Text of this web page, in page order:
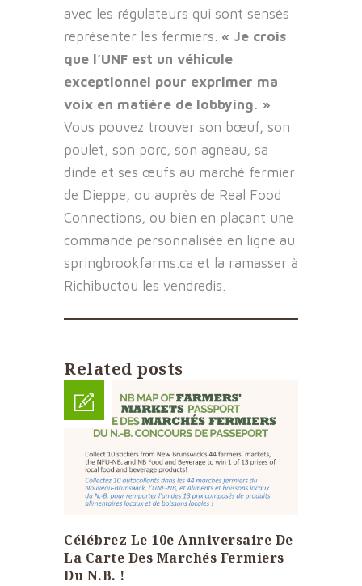
avec les régulateurs qui sont sensés
représenter les fermiers. « Je crois
que l’UNF est un véhicule
exceptionnel pour exprimer ma
voix en matière de lobbying. »
Vous pouvez trouver son bœuf, son
poulet, son porc, son agneau, sa
dinde et ses œufs au marché fermier
de Dieppe, ou auprès de Real Food
Connections, ou bien en plaçant une
commande personnalisée en ligne au
springbrookfarms.ca et la ramasser à
Richibuctou les vendredis.
Related posts
Célébrez Le 10e Anniversaire De
La Carte Des Marchés Fermiers
Du N.B. !